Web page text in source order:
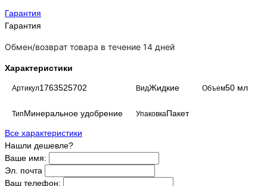
Гарантия
Гарантия
Обмен/возврат товара в течение 14 дней
Характеристики
Артикул1763525702 ВидЖидкие Объем50 мл
ТипМинеральное удобрение УпаковкаПакет
Все характеристики
Нашли дешевле?
Ваше имя:
Эл. почта
Ваш телефон: